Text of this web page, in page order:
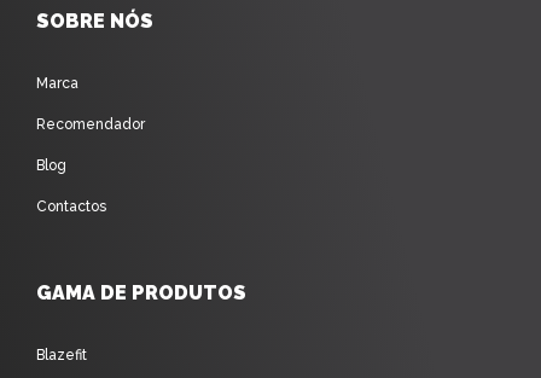
SOBRE NÓS
Marca
Recomendador
Blog
Contactos
GAMA DE PRODUTOS
Blazefit